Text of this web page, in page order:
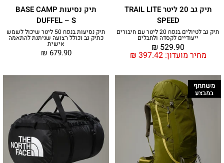
תיק גב 20 ליטר TRAIL LITE
SPEED
תיק גב לטיולים בנפח 20 ליטר עם חיבורים
ייעודיים לקסדה ולחבלים
מחיר מועדון: ₪ 397.42
₪ 529.90
תיק נסיעות BASE CAMP
DUFFEL – S
תיק נסיעות בנפח 50 ליטר שיכול לשמש
כתיק גב וכולל רצועה שניתנת להתאמה
אישית
₪ 679.90
משתתף
במבצע